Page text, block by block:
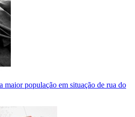
maior população em situação de rua do